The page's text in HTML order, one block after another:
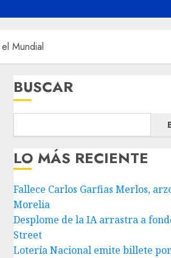
Mundial
BUSCAR
LO MÁS RECIENTE
Fallece Carlos Garfias Merlos,
Morelia
Desplome de la IA arrastra a
Street
Lotería Nacional emite billete